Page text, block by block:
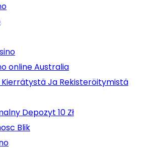
online Australia
Kierrätystä Ja Rekisteröitymistä
Depozyt 10 Zł
Blik